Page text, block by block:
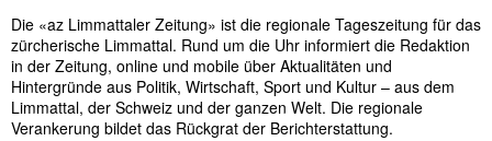
ö
r
t
e
r
Die «az Limmattaler Zeitung» ist die regionale Tageszeitung für das
zürcherische Limmattal. Rund um die Uhr informiert die Redaktion
in der Zeitung, online und mobile über Aktualitäten und
Hintergründe aus Politik, Wirtschaft, Sport und Kultur – aus dem
Limmattal, der Schweiz und der ganzen Welt. Die regionale
Verankerung bildet das Rückgrat der Berichterstattung.